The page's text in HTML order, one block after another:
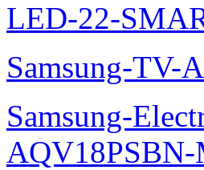
LED-22-
Samsung-TV-
Samsung-
AQV18PSBN-